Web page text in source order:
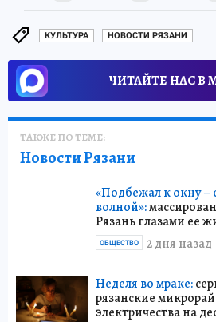
КУЛЬТУРА НОВОСТИ РЯЗАНИ
ЧИТАЙТЕ НАС В
ТАКЖЕ ПО ТЕМЕ:
Новости Рязани
«Подбежал к окну –
волной»:
Рязань глазами ее
2 дня назад
ОБЩЕСТВО
Неделя во мраке:
рязанские
электричества на